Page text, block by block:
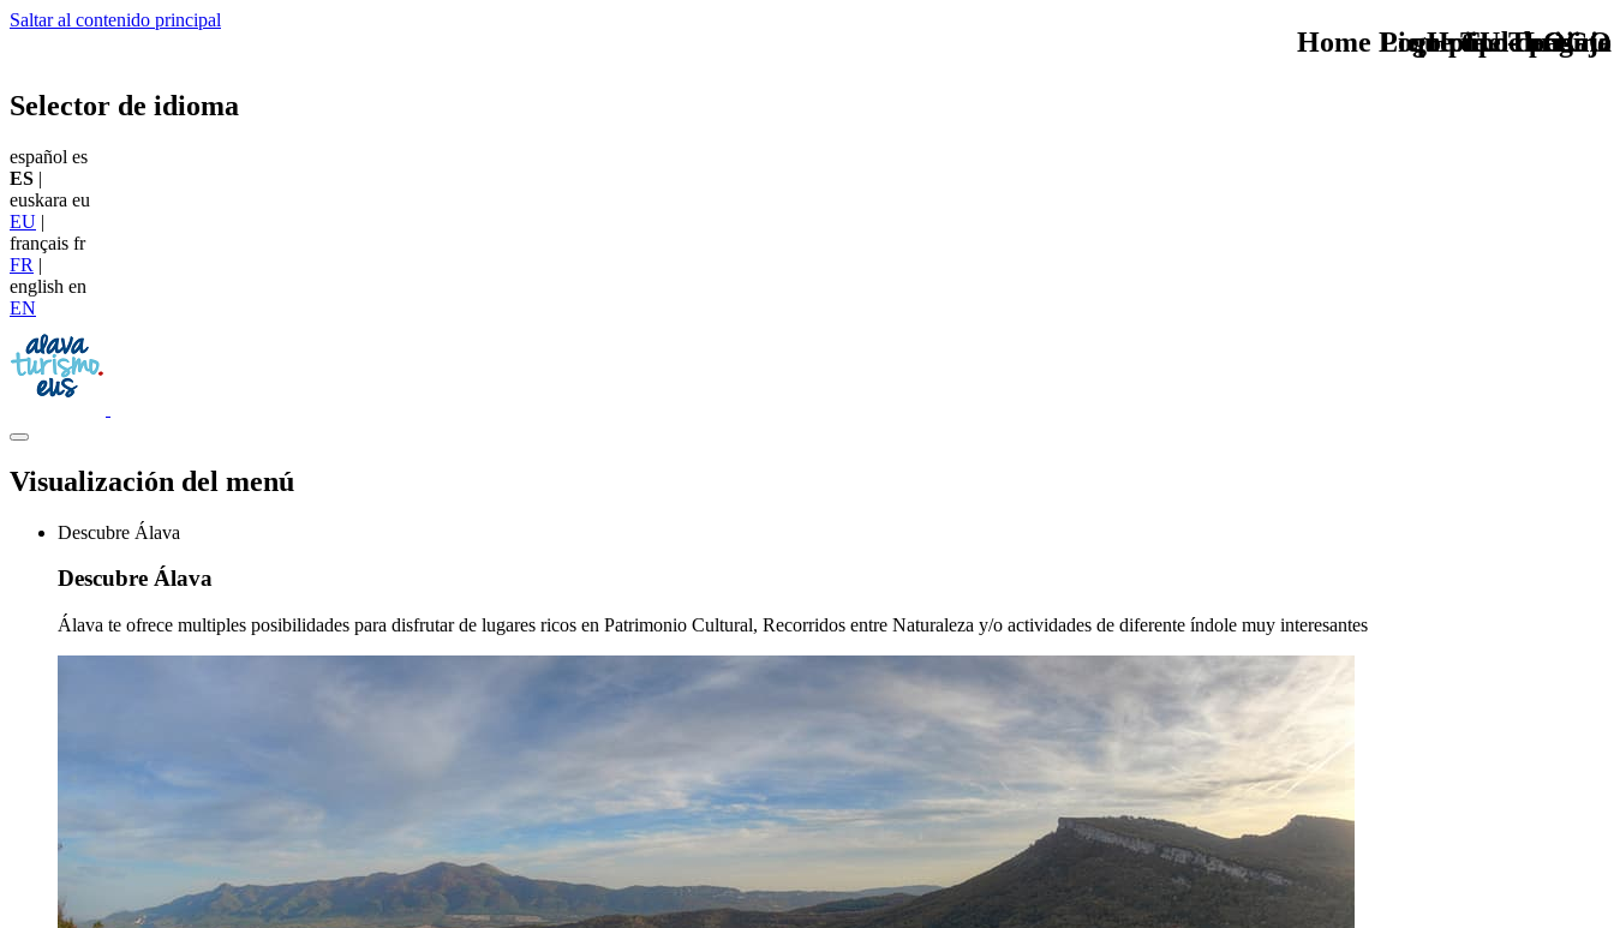
Saltar al contenido principal
TU - LOGO
Selector de idioma
español es
ES |
euskara eu
EU |
français fr
FR |
english en
EN
Visualización del menú
Descubre Álava
Descubre Álava
Álava te ofrece multiples posibilidades para disfrutar de lugares ricos en Patrimonio Cultural, Recorridos entre Naturaleza y/o actividades de diferente índole muy interesantes
que tipo de viaje
Home Logo pie de página
Pie Home Turismo